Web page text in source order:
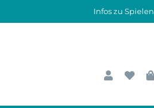
Infos zu Spielen